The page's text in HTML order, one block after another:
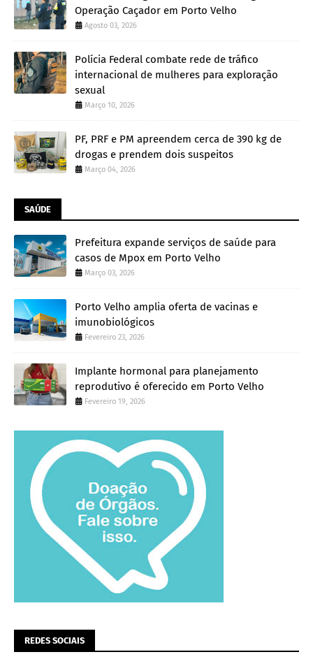
Operação Caçador em Porto Velho
Agosto 03, 2026
Polícia Federal combate rede de tráfico
internacional de mulheres para exploração
sexual
Março 10, 2026
PF, PRF e PM apreendem cerca de 390 kg de
drogas e prendem dois suspeitos
Março 04, 2026
SAÚDE
Prefeitura expande serviços de saúde para
casos de Mpox em Porto Velho
Março 03, 2026
Porto Velho amplia oferta de vacinas e
imunobiológicos
Fevereiro 23, 2026
Implante hormonal para planejamento
reprodutivo é oferecido em Porto Velho
Fevereiro 19, 2026
REDES SOCIAIS